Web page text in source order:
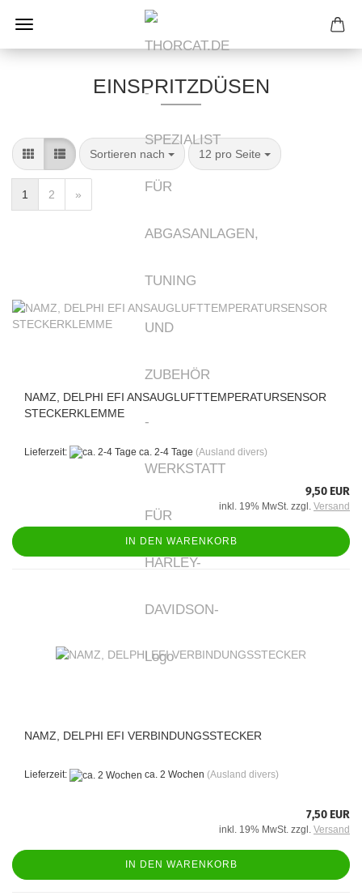
EINSPRITZDÜSEN
Sortieren nach
Sortieren nach 12 pro Seite
pro Seite
1 2 »
NAMZ, DELPHI EFI ANSAUGLUFTTEMPERATURSENSOR
STECKERKLEMME
Lieferzeit: ca. 2-4 Tage (Ausland divers)
9,50 EUR
inkl. 19% MwSt. zzgl. Versand
IN DEN WARENKORB
NAMZ, DELPHI EFI VERBINDUNGSSTECKER
Lieferzeit: ca. 2 Wochen (Ausland divers)
7,50 EUR
inkl. 19% MwSt. zzgl. Versand
IN DEN WARENKORB